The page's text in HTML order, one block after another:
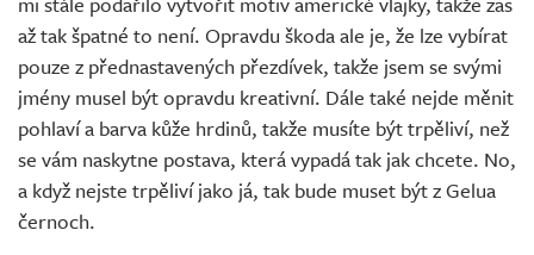
až tak špatné to není. Opravdu škoda ale je, že lze vybírat
pouze z přednastavených přezdívek, takže jsem se svými
jmény musel být opravdu kreativní. Dále také nejde měnit
pohlaví a barva kůže hrdinů, takže musíte být trpěliví, než
se vám naskytne postava, která vypadá tak jak chcete. No,
a když nejste trpěliví jako já, tak bude muset být z Gelua
černoch.